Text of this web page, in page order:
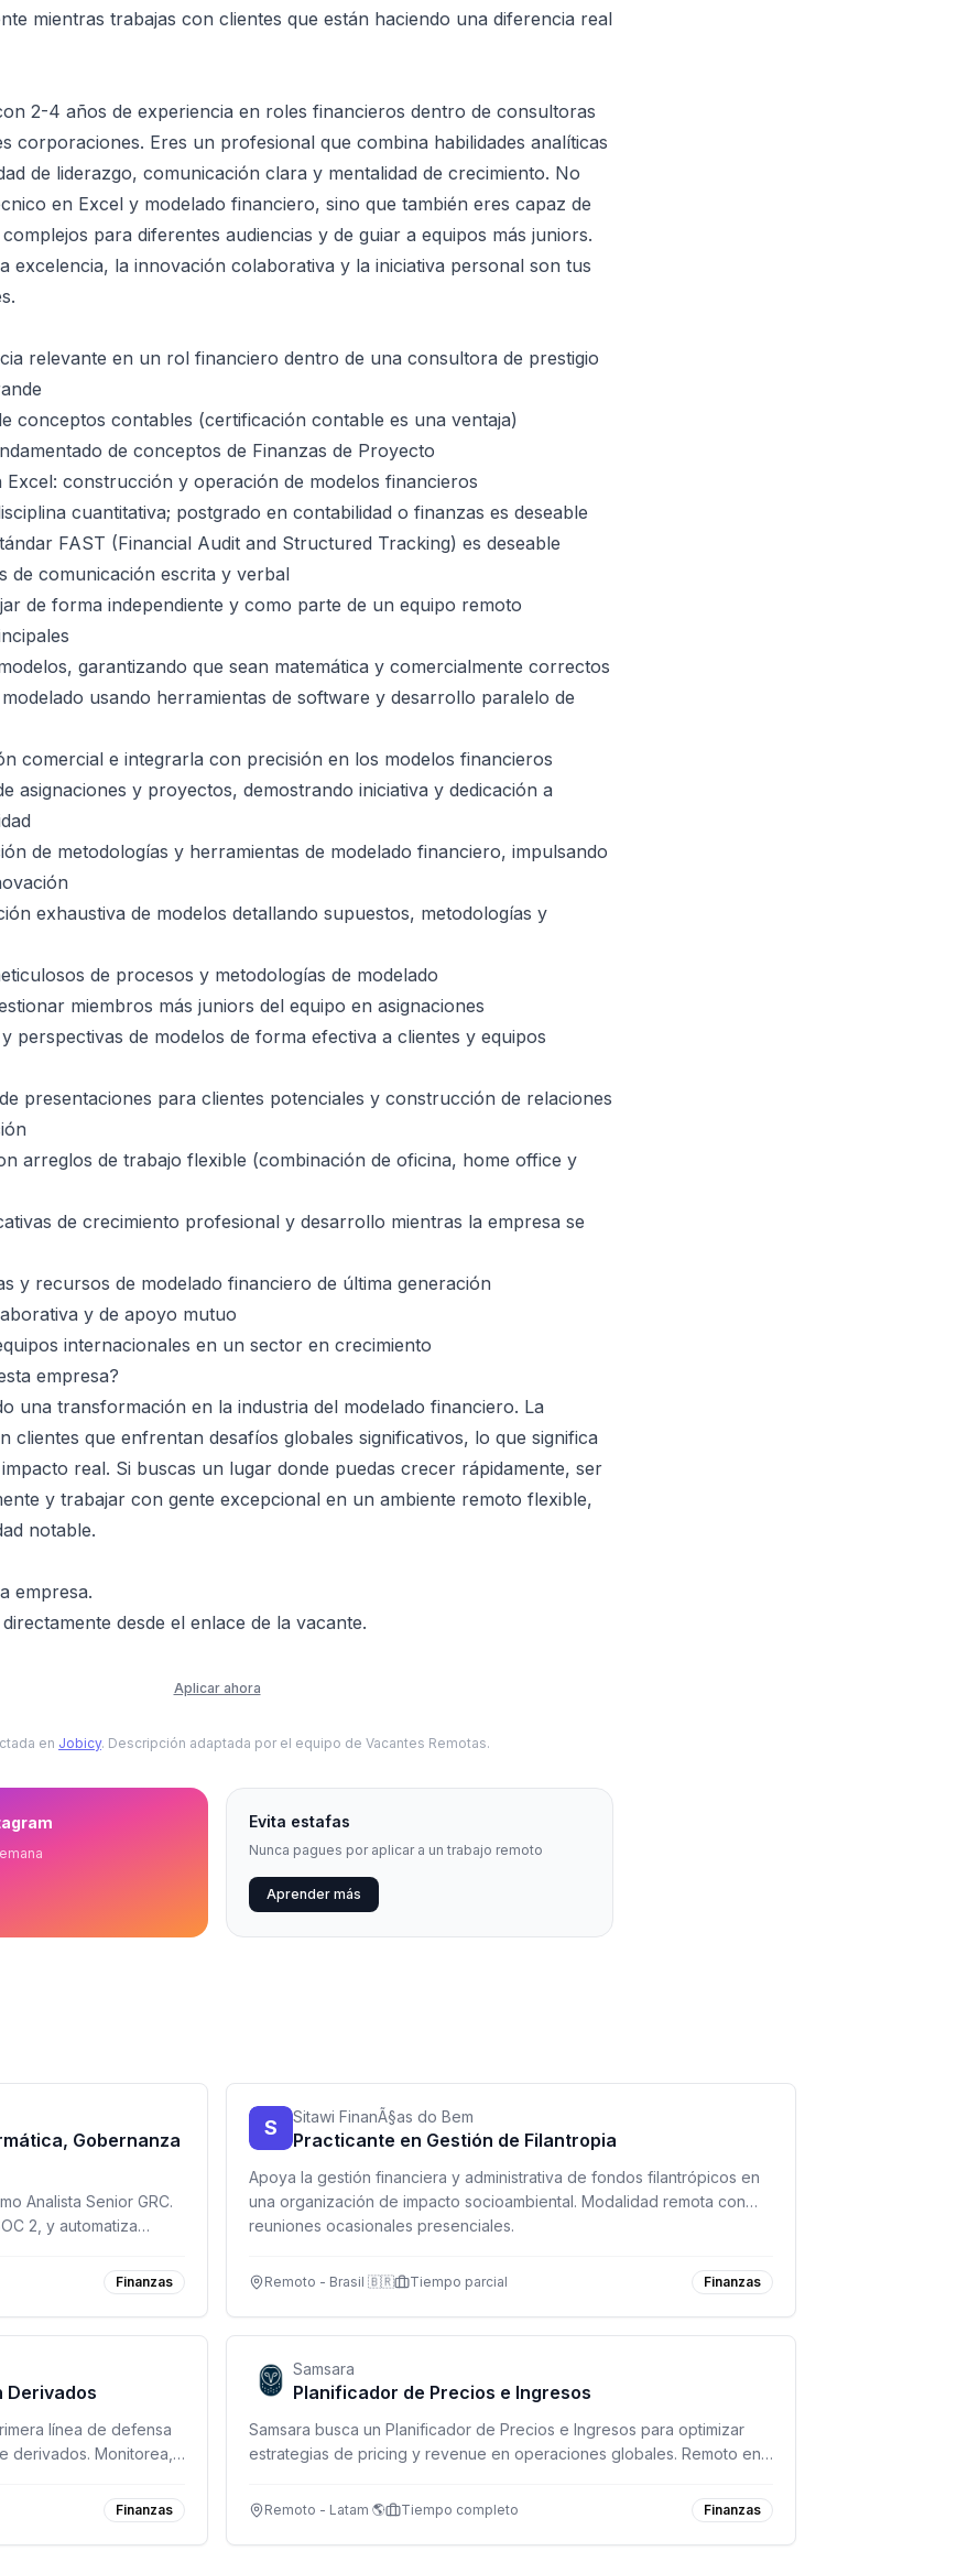
mientras trabajas con clientes que están haciendo una diferencia real
2-4 años de experiencia en roles financieros dentro de consultoras
corporaciones. Eres un profesional que combina habilidades analíticas
de liderazgo, comunicación clara y mentalidad de crecimiento. No
en Excel y modelado financiero, sino que también eres capaz de
para diferentes audiencias y de guiar a equipos más juniors.
excelencia, la innovación colaborativa y la iniciativa personal son tus
relevante en un rol financiero dentro de una consultora de prestigio
conceptos contables (certificación contable es una ventaja)
de conceptos de Finanzas de Proyecto
Excel: construcción y operación de modelos financieros
cuantitativa; postgrado en contabilidad o finanzas es deseable
FAST (Financial Audit and Structured Tracking) es deseable
de comunicación escrita y verbal
de forma independiente y como parte de un equipo remoto
garantizando que sean matemática y comercialmente correctos
usando herramientas de software y desarrollo paralelo de
comercial e integrarla con precisión en los modelos financieros
asignaciones y proyectos, demostrando iniciativa y dedicación a
de metodologías y herramientas de modelado financiero, impulsando
exhaustiva de modelos detallando supuestos, metodologías y
de procesos y metodologías de modelado
miembros más juniors del equipo en asignaciones
perspectivas de modelos de forma efectiva a clientes y equipos
presentaciones para clientes potenciales y construcción de relaciones
arreglos de trabajo flexible (combinación de oficina, home office y
de crecimiento profesional y desarrollo mientras la empresa se
y recursos de modelado financiero de última generación
y de apoyo mutuo
internacionales en un sector en crecimiento
empresa?
una transformación en la industria del modelado financiero. La
clientes que enfrentan desafíos globales significativos, lo que significa
real. Si buscas un lugar donde puedas crecer rápidamente, ser
y trabajar con gente excepcional en un ambiente remoto flexible,
notable.
empresa.
desde el enlace de la vacante.
Aplicar ahora
en Jobicy. Descripción adaptada por el equipo de Vacantes Remotas.
Evita estafas
Nunca pagues por aplicar a un trabajo remoto
Aprender más
Gobernanza
Analista Senior GRC.
2, y automatiza
Finanzas
S Sitawi FinanÃ§as do Bem
Practicante en Gestión de Filantropia
Apoya la gestión financiera y administrativa de fondos filantrópicos en
una organización de impacto socioambiental. Modalidad remota con
reuniones ocasionales presenciales.
Remoto - Brasil 🇧🇷 Tiempo parcial Finanzas
Derivados
línea de defensa
derivados. Monitorea,
Finanzas
Samsara
Planificador de Precios e Ingresos
Samsara busca un Planificador de Precios e Ingresos para optimizar
estrategias de pricing y revenue en operaciones globales. Remoto en
Remoto - Latam 🌎 Tiempo completo Finanzas